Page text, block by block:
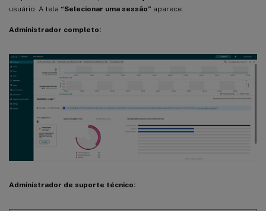
usuário. A tela “Selecionar uma sessão” aparece.
Administrador completo:
Administrador de suporte técnico: